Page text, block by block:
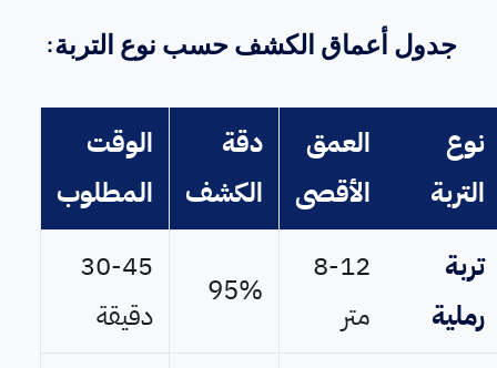
جدول أعماق الكشف حسب نوع التربة:
نوع
التربة
العمق
الأقصى
دقة
الكشف
الوقت
المطلوب
تربة
رملية
8-12
متر
95%
30-45
دقيقة